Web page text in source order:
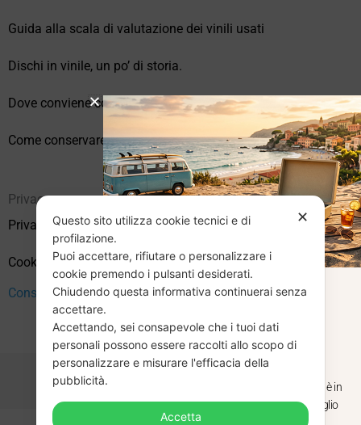
Guida alla scala di valutazione dei vinili usati
Dischi in vinile, un po’ di storia.
Dove conviene comprare vinili online?
Come conservare correttamente i vinili usati
Privacy
Privacy Policy
Cookie Policy (UE)
Consenso
✕
Questo sito utilizza cookie tecnici e di
profilazione.
Puoi accettare, rifiutare o personalizzare i
cookie premendo i pulsanti desiderati.
Chiudendo questa informativa continuerai senza
accettare.
Accettando, sei consapevole che i tuoi dati
personali possono essere raccolti allo scopo di
personalizzare e misurare l'efficacia della
pubblicità.
Accetta
CHIUSURA
ESTIVA
Dal 29 luglio al 31 agosto venditaviniliusati.it è in
pausa estiva. Gli ordini ricevuti entro il 29 luglio
saranno spediti regolarmente.